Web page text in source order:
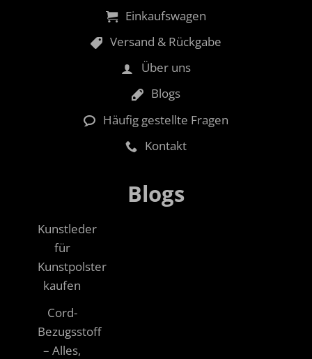
Einkaufswagen
Versand & Rückgabe
Über uns
Blogs
Häufig gestellte Fragen
Kontakt
Blogs
Kunstleder
für
Kunstpolster
kaufen
Cord-
Bezugsstoff
– Alles,